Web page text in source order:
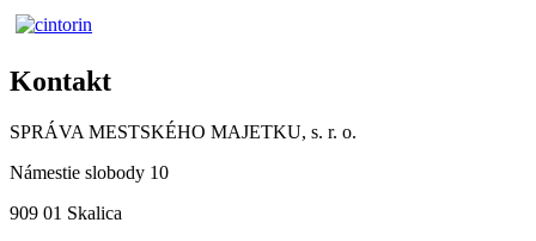
Kontakt
SPRÁVA MESTSKÉHO MAJETKU, s. r. o.
Námestie slobody 10
909 01 Skalica